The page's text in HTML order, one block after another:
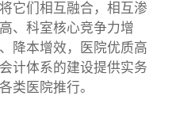
它们相互融合，相互渗
、科室核心竞争力增
降本增效，医院优质高
计体系的建设提供实务
类医院推行。